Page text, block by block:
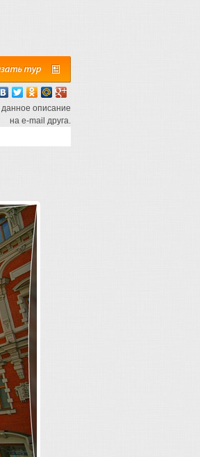
данное описание
на e-mail друга.